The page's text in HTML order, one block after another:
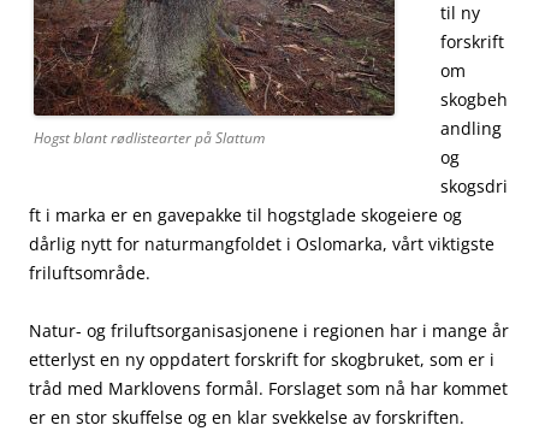
Hogst blant rødlistearter på Slattum
til ny
forskrift
om
skogbeh
andling
og
skogsdri
ft i marka er en gavepakke til hogstglade skogeiere og
dårlig nytt for naturmangfoldet i Oslomarka, vårt viktigste
friluftsområde.
Natur- og friluftsorganisasjonene i regionen har i mange år
etterlyst en ny oppdatert forskrift for skogbruket, som er i
tråd med Marklovens formål. Forslaget som nå har kommet
er en stor skuffelse og en klar svekkelse av forskriften.